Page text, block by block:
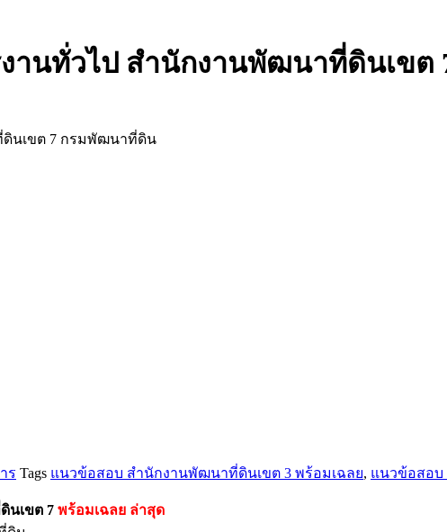
านทั่วไป สำนักงานพัฒนาที่ดินเขต
นเขต 7 กรมพัฒนาที่ดิน
ร Tags แนวข้อสอบ สำนักงานพัฒนาที่ดินเขต 3 พร้อมเฉลย, แนวข้อสอบ
นเขต 7 พร้อมเฉลย ล่าสุด